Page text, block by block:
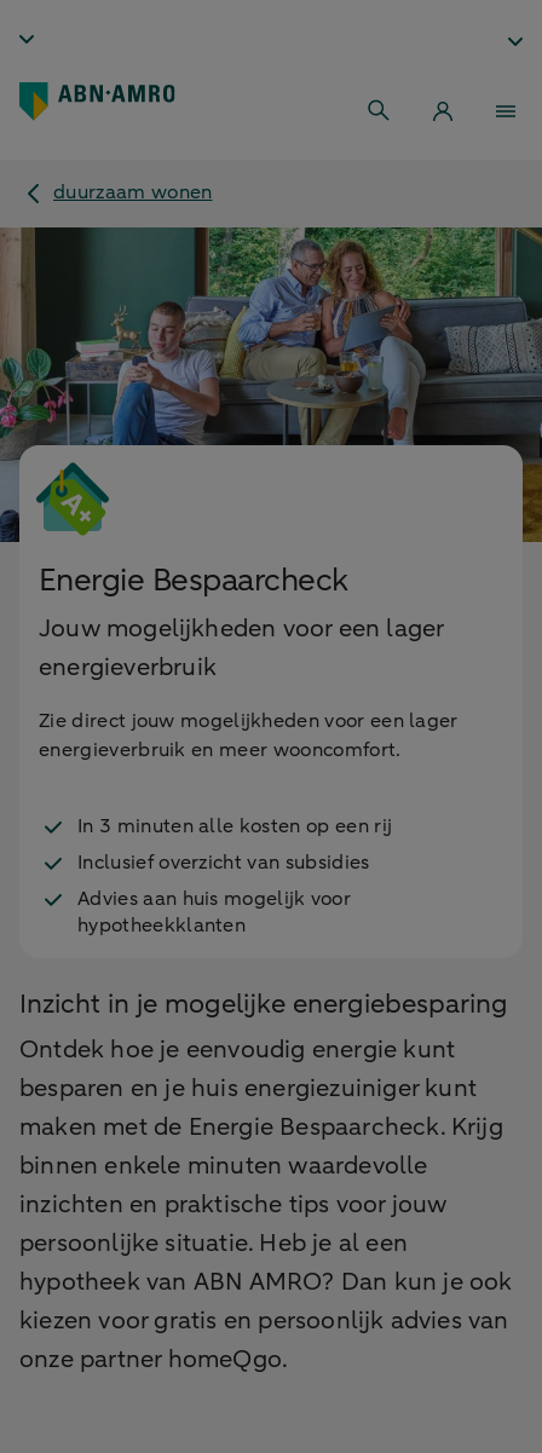
duurzaam wonen
Energie Bespaarcheck
Jouw mogelijkheden voor een lager
energieverbruik
Zie direct jouw mogelijkheden voor een lager
energieverbruik en meer wooncomfort.
In 3 minuten alle kosten op een rij
Inclusief overzicht van subsidies
Advies aan huis mogelijk voor
hypotheekklanten
Inzicht in je mogelijke energiebesparing
Ontdek hoe je eenvoudig energie kunt
besparen en je huis energiezuiniger kunt
maken met de Energie Bespaarcheck. Krijg
binnen enkele minuten waardevolle
inzichten en praktische tips voor jouw
persoonlijke situatie. Heb je al een
hypotheek van ABN AMRO? Dan kun je ook
kiezen voor gratis en persoonlijk advies van
onze partner homeQgo.